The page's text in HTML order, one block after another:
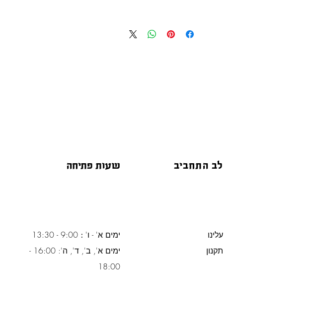
שעות פתיחה לב התחביב
ימים א' - ו' :
ימים א', ב', ד', ה': 16:00 -
18:00
עלינו
תקנון